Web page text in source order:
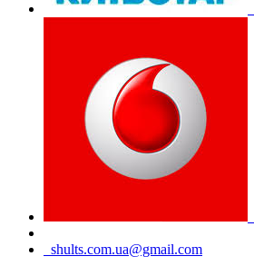
shults.com.ua@gmail.com